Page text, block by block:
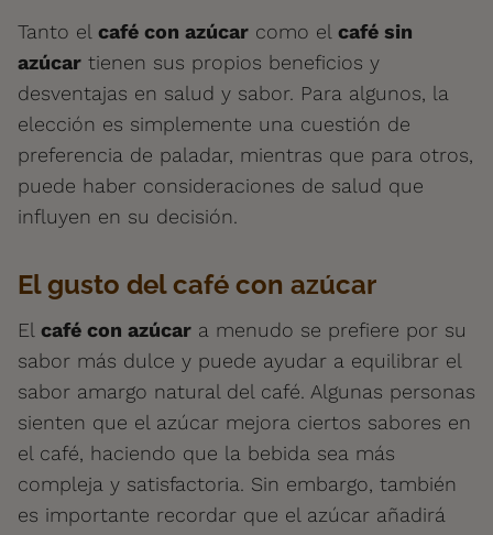
Tanto el café con azúcar como el café sin
azúcar tienen sus propios beneficios y
desventajas en salud y sabor. Para algunos, la
elección es simplemente una cuestión de
preferencia de paladar, mientras que para otros,
puede haber consideraciones de salud que
influyen en su decisión.
El gusto del café con azúcar
El café con azúcar a menudo se prefiere por su
sabor más dulce y puede ayudar a equilibrar el
sabor amargo natural del café. Algunas personas
sienten que el azúcar mejora ciertos sabores en
el café, haciendo que la bebida sea más
compleja y satisfactoria. Sin embargo, también
es importante recordar que el azúcar añadirá